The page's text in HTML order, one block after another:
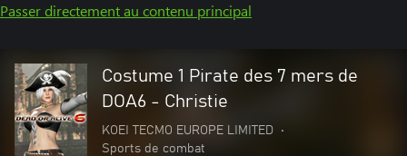
Passer directement au contenu principal
Costume 1 Pirate des 7 mers de
DOA6 - Christie
KOEI TECMO EUROPE LIMITED
•
Sports de combat